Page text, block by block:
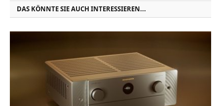
DAS KÖNNTE SIE AUCH INTERESSIEREN...